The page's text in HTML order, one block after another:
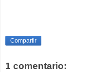
Compartir
1 comentario: